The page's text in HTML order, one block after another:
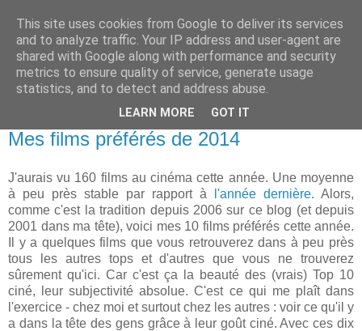
Mes films préférés de 2014
J'aurais vu 160 films au cinéma cette année. Une moyenne
à peu près stable par rapport à
l'année dernière. Alors,
comme c'est la tradition depuis 2006 sur ce blog (et depuis
2001 dans ma tête), voici mes 10 films préférés cette année.
Il y a quelques films que vous retrouverez dans à peu près
tous les autres tops et d'autres que vous ne trouverez
sûrement qu'ici. Car c'est ça la beauté des (vrais) Top 10
ciné, leur subjectivité absolue. C'est ce qui me plaît dans
l'exercice - chez moi et surtout chez les autres : voir ce qu'il y
a dans la tête des gens grâce à leur goût ciné. Avec ces dix
This site uses cookies from Google to deliver its services
and to analyze traffic. Your IP address and user-agent are
shared with Google along with performance and security
metrics to ensure quality of service, generate usage
statistics, and to detect and address abuse.
LEARN MORE GOT IT